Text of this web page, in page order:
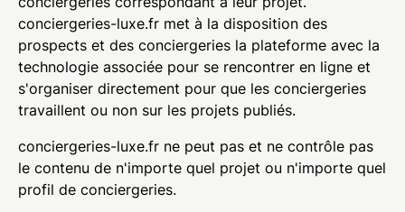
conciergeries-luxe.fr met à la disposition des
prospects et des conciergeries la plateforme avec la
technologie associée pour se rencontrer en ligne et
s'organiser directement pour que les conciergeries
travaillent ou non sur les projets publiés.
conciergeries-luxe.fr ne peut pas et ne contrôle pas
le contenu de n'importe quel projet ou n'importe quel
profil de conciergeries.